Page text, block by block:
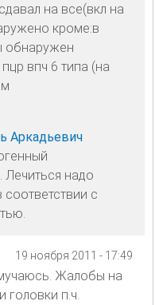
на все(вкл на
кроме:в
обнаружен
впч 6 типа (на
Аркадьевич
Лечиться надо
соответствии с
19 ноября 2011 - 17:49
Жалобы на
головки п.ч.